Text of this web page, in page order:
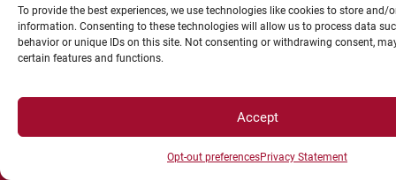
To provide the best experiences, we use technologies like cookies to store and/
information. Consenting to these technologies will allow us to process data
behavior or unique IDs on this site. Not consenting or withdrawing consent,
certain features and functions.
Accept
Opt-out preferencesPrivacy Statement